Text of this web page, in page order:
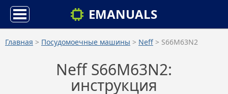
EMANUALS
Главная > Посудомоечные машины > Neff > S66M63N2
Neff S66M63N2:
инструкция